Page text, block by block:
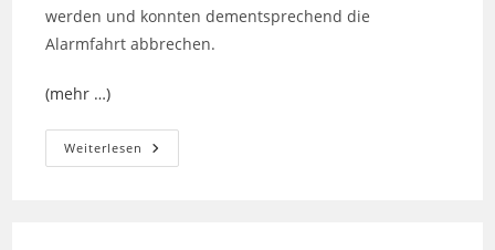
werden und konnten dementsprechend die
Alarmfahrt abbrechen.
(mehr …)
Weiterlesen Schornsteinbrand